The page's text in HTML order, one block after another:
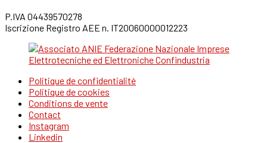
P.IVA 04439570278
Iscrizione Registro AEE n. IT20060000012223
Politique de confidentialité
Politique de cookies
Conditions de vente
Contact
Instagram
Linkedin